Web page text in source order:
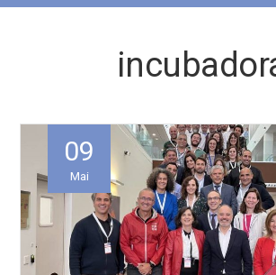
09
Mai